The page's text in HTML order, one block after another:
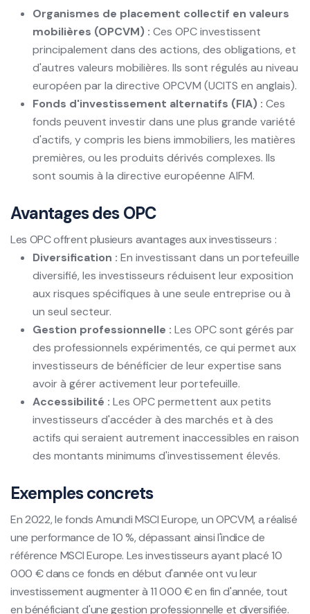
Organismes de placement collectif en valeurs
mobilières (OPCVM) : Ces OPC investissent
principalement dans des actions, des obligations, et
d'autres valeurs mobilières. Ils sont régulés au niveau
européen par la directive OPCVM (UCITS en anglais).
Fonds d'investissement alternatifs (FIA) : Ces
fonds peuvent investir dans une plus grande variété
d'actifs, y compris les biens immobiliers, les matières
premières, ou les produits dérivés complexes. Ils
sont soumis à la directive européenne AIFM.
Avantages des OPC
Les OPC offrent plusieurs avantages aux investisseurs :
Diversification : En investissant dans un portefeuille
diversifié, les investisseurs réduisent leur exposition
aux risques spécifiques à une seule entreprise ou à
un seul secteur.
Gestion professionnelle : Les OPC sont gérés par
des professionnels expérimentés, ce qui permet aux
investisseurs de bénéficier de leur expertise sans
avoir à gérer activement leur portefeuille.
Accessibilité : Les OPC permettent aux petits
investisseurs d'accéder à des marchés et à des
actifs qui seraient autrement inaccessibles en raison
des montants minimums d'investissement élevés.
Exemples concrets
En 2022, le fonds Amundi MSCI Europe, un OPCVM, a réalisé
une performance de 10 %, dépassant ainsi l'indice de
référence MSCI Europe. Les investisseurs ayant placé 10
000 € dans ce fonds en début d'année ont vu leur
investissement augmenter à 11 000 € en fin d'année, tout
en bénéficiant d'une gestion professionnelle et diversifiée.